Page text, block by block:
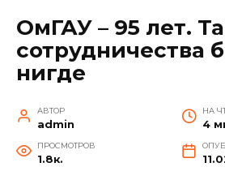
ОмГАУ – 95 лет.
сотрудничества
нигде
АВТОР
admin
НА
4
ПРОСМОТРОВ
1.8к.